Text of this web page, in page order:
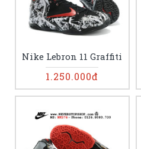
Nike Lebron 11 Graffiti
1.250.000đ